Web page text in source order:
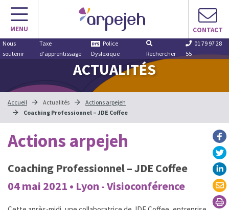
Aller
contenu
MENU CONTACT
Nous
soutenir
Taxe
d'apprentissage
Police
Dyslexique
Rechercher
01 79 97 28
55
ACTUALITÉS
Accueil Actualités
Actions arpejeh
Coaching Professionnel – JDE Coffee
Actions arpejeh
Coaching Professionnel – JDE Coffee
04 mai 2021 • Lyon - Visioconférence